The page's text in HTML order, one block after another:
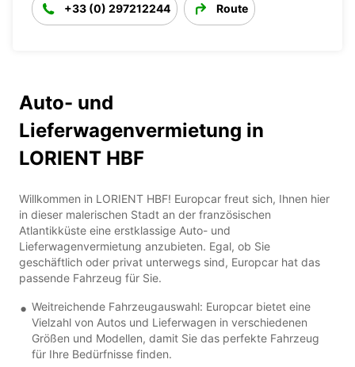
+33 (0) 297212244 Route
Auto- und
Lieferwagenvermietung in
LORIENT HBF
Willkommen in LORIENT HBF! Europcar freut sich, Ihnen hier
in dieser malerischen Stadt an der französischen
Atlantikküste eine erstklassige Auto- und
Lieferwagenvermietung anzubieten. Egal, ob Sie
geschäftlich oder privat unterwegs sind, Europcar hat das
passende Fahrzeug für Sie.
Weitreichende Fahrzeugauswahl: Europcar bietet eine
Vielzahl von Autos und Lieferwagen in verschiedenen
Größen und Modellen, damit Sie das perfekte Fahrzeug
für Ihre Bedürfnisse finden.